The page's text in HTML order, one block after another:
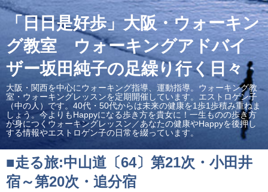
「日日是好歩」大阪・ウォーキン
グ教室 ウォーキングアドバイ
ザー坂田純子の足繰り行く日々
大阪・関西を中心にウォーキング指導、運動指導。ウォーキング教
室・ウォーキングレッスンを定期開催しています。エストロゲン子
（中の人）です。40代・50代からは未来の健康を1歩1歩積み重ねま
しょう。今よりもHappyになる歩き方を貴女に！一生ものの歩き方
が身につくウォーキングレッスン／あなたの健康やHappyを後押し
する情報やエストロゲン子の日常を綴っています。
■走る旅:中山道〔64〕第21次・小田井
宿～第20次・追分宿